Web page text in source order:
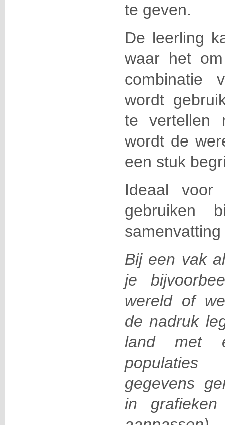
te geven.
De leerling
waar het
combinatie
wordt
te vertellen
wordt de
een stuk
Ideaal voor
gebruiken
Bij een vak
je
wereld of
de nadruk
land met
gegevens
in